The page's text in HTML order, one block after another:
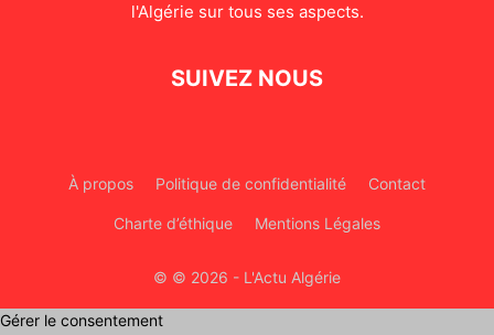
l'Algérie sur tous ses aspects.
SUIVEZ NOUS
À propos Politique de confidentialité Contact
Charte d’éthique Mentions Légales
© © 2026 - L'Actu Algérie
Gérer le consentement